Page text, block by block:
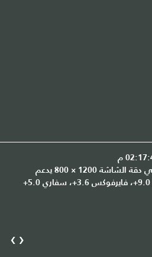
هذا الموقع هو أفضل عرض في دقة الشاشة 1200 × 800 يدعم
‹
›